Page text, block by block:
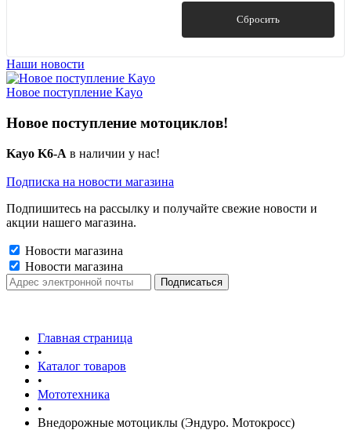
Сбросить
Наши новости
Новое поступление Kayo
Новое поступление мотоциклов!
Kayo K6-A в наличии у нас!
Подписка на новости магазина
Подпишитесь на рассылку и получайте свежие новости и
акции нашего магазина.
Новости магазина
Новости магазина
Главная страница
•
Каталог товаров
•
Мототехника
•
Внедорожные мотоциклы (Эндуро. Мотокросс)